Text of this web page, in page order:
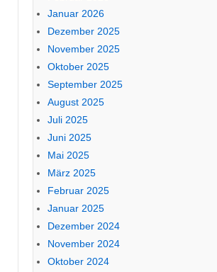
Januar 2026
Dezember 2025
November 2025
Oktober 2025
September 2025
August 2025
Juli 2025
Juni 2025
Mai 2025
März 2025
Februar 2025
Januar 2025
Dezember 2024
November 2024
Oktober 2024